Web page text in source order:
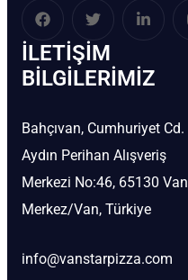
İLETIŞIM
BİLGILERIMIZ
Bahçıvan, Cumhuriyet Cd.
Aydın Perihan Alışveriş
Merkezi No:46, 65130 Van
Merkez/Van, Türkiye
info@vanstarpizza.com